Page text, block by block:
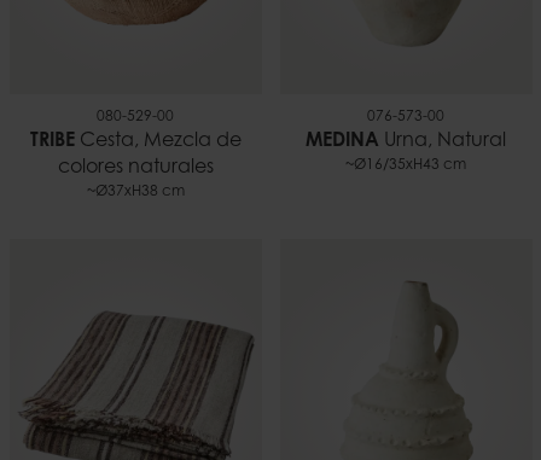
080-529-00
TRIBECesta, Mezcla de
colores naturales
~Ø37xH38 cm
076-573-00
MEDINA Urna, Natural
~Ø16/35xH43 cm